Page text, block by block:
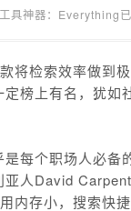
具神器：Everything
检索效率做到极
定榜上有名，犹如
是每个职场人必备
亚人David
内存小，搜索快